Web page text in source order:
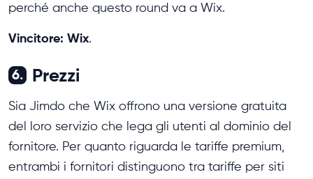
perché anche questo round va a Wix.
Vincitore: Wix.
6. Prezzi
Sia Jimdo che Wix offrono una versione gratuita
del loro servizio che lega gli utenti al dominio del
fornitore. Per quanto riguarda le tariffe premium,
entrambi i fornitori distinguono tra tariffe per siti